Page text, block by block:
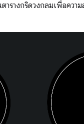
างกริดวงกลมเพื่อควา